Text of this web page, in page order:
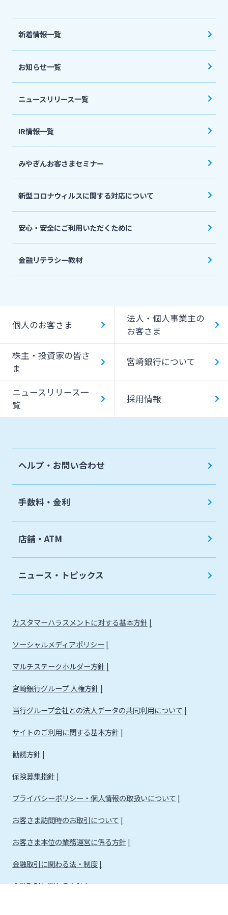
株主・投資家の皆さま
ニュースリリース一覧
採用情報
新着情報一覧
お知らせ一覧
ニュースリリース一覧
IR情報一覧
みやぎんお客さまセミナー
新型コロナウィルスに関する対応について
安心・安全にご利用いただくために
金融リテラシー教材
個人のお客さま
法人・個人事業主の
お客さま
株主・投資家の皆さ
ま
宮崎銀行について
ニュースリリース一
覧
採用情報
ヘルプ・お問い合わせ
手数料・金利
店舗・ATM
ニュース・トピックス
カスタマーハラスメントに対する基本方針
ソーシャルメディアポリシー
マルチステークホルダー方針
宮崎銀行グループ 人権方針
当行グループ会社との法人データの共同利用について
サイトのご利用に関する基本方針
勧誘方針
保険募集指針
プライバシーポリシー・個人情報の取扱いについて
お客さま訪問時のお取引について
お客さま本位の業務運営に係る方針
金融取引に関わる法・制度
金融取引に関わる方針